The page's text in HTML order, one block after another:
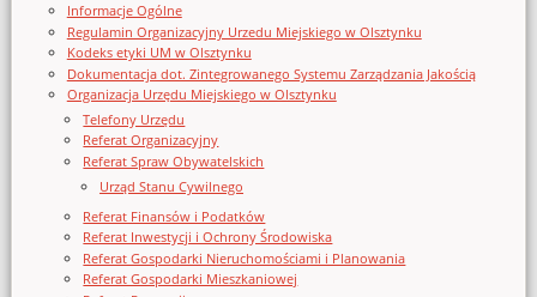
Informacje Ogólne
Regulamin Organizacyjny Urzedu Miejskiego w Olsztynku
Kodeks etyki UM w Olsztynku
Dokumentacja dot. Zintegrowanego Systemu Zarządzania Jakością
Organizacja Urzędu Miejskiego w Olsztynku
Telefony Urzędu
Referat Organizacyjny
Referat Spraw Obywatelskich
Urząd Stanu Cywilnego
Referat Finansów i Podatków
Referat Inwestycji i Ochrony Środowiska
Referat Gospodarki Nieruchomościami i Planowania
Referat Gospodarki Mieszkaniowej